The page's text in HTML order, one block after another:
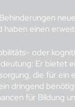
haben einen
oder
Er bietet
die für
dringend
für Bildung